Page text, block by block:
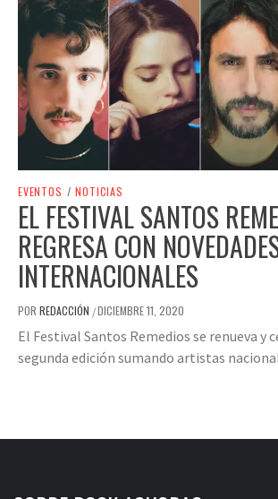
EVENTOS / NOTICIAS
EL FESTIVAL SANTOS
REGRESA CON
INTERNACIONALES
POR REDACCIÓN /DICIEMBRE 11, 2020
El Festival Santos Remedios se renueva y
segunda edición sumando artistas